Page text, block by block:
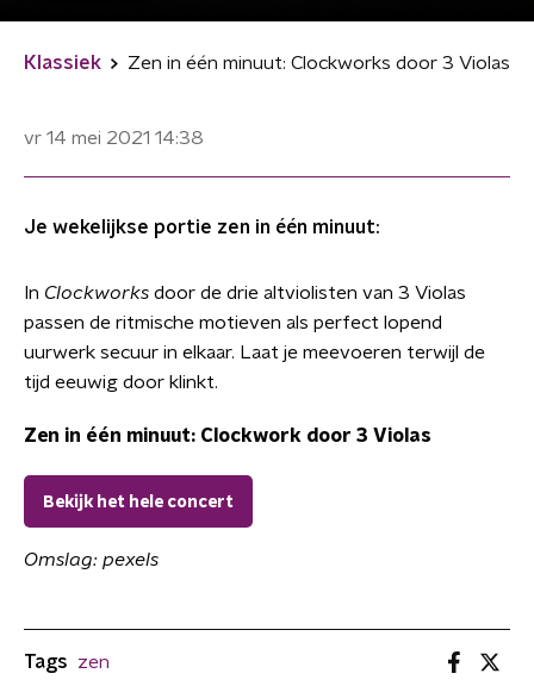
Klassiek Zen in één minuut: Clockworks door 3 Violas
vr 14 mei 2021 14:38
Je wekelijkse portie zen in één minuut:
In Clockworks door de drie altviolisten van 3 Violas
passen de ritmische motieven als perfect lopend
uurwerk secuur in elkaar. Laat je meevoeren terwijl de
tijd eeuwig door klinkt.
Zen in één minuut: Clockwork door 3 Violas
Bekijk het hele concert
Omslag: pexels
Tags
zen